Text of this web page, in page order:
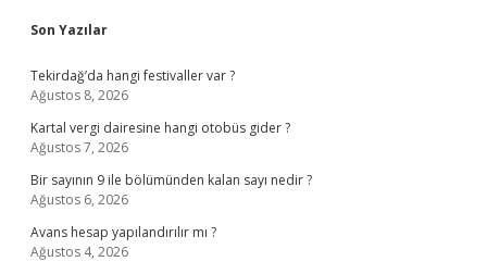
Sidebar
Son Yazılar
Tekirdağ’da hangi festivaller var ?
Ağustos 8, 2026
Kartal vergi dairesine hangi otobüs gider ?
Ağustos 7, 2026
Bir sayının 9 ile bölümünden kalan sayı nedir ?
Ağustos 6, 2026
Avans hesap yapılandırılır mı ?
Ağustos 4, 2026